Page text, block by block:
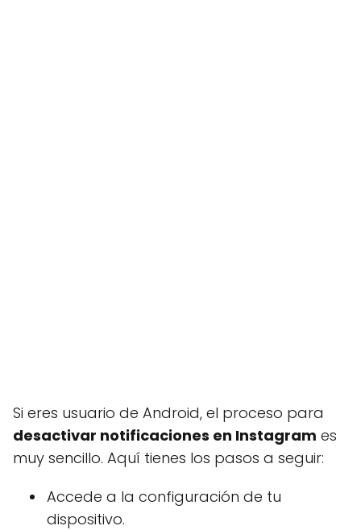
Si eres usuario de Android, el proceso para
desactivar notificaciones en Instagram es
muy sencillo. Aquí tienes los pasos a seguir:
Accede a la configuración de tu
dispositivo.